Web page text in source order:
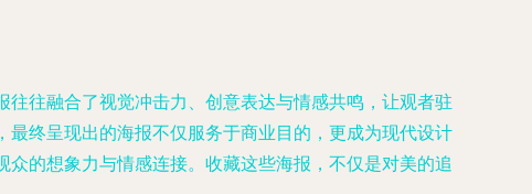
往融合了视觉冲击力、创意表达与情感共鸣，让观者驻
终呈现出的海报不仅服务于商业目的，更成为现代设计
的想象力与情感连接。收藏这些海报，不仅是对美的追